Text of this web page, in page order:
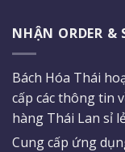
NHẬN ORDER
Bách Hóa Thái
cấp các thông tin
hàng Thái Lan sỉ
Cung cấp ứng